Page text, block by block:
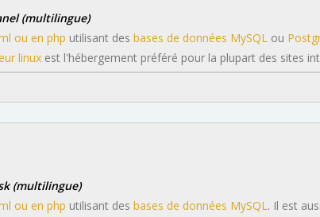
(multilingue)
ou en php utilisant desbases de données MySQL ou
linux est l'hébergement préféré pour la plupart des sites
(multilingue)
ou en php utilisant desbases de données MySQL. Il est